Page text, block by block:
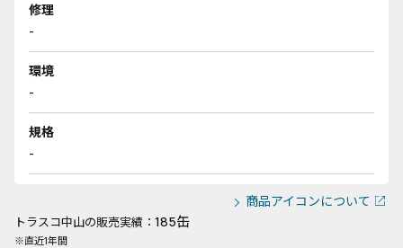
修理
-
環境
-
規格
-
商品アイコンについて
トラスコ中山の販売実績： 185缶
※直近1年間